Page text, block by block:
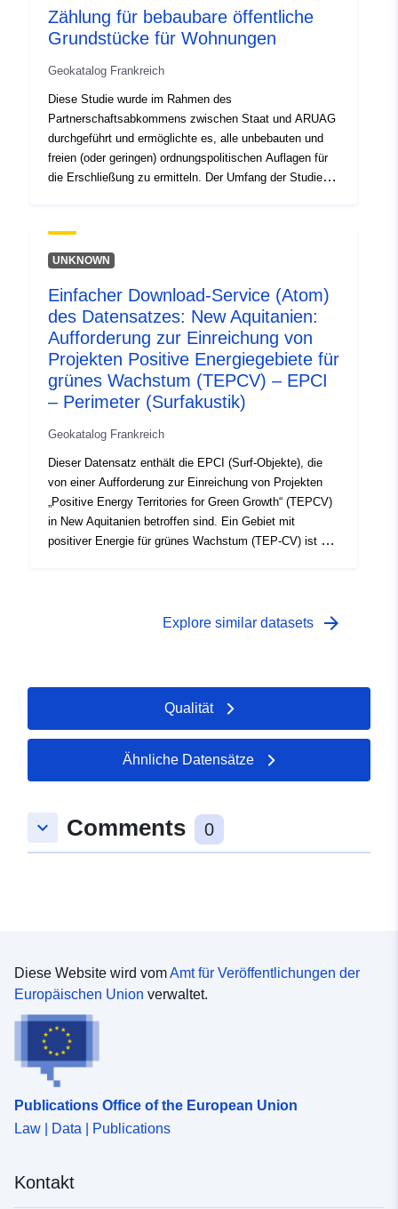
Umwelt, Naturschutz, Bau und Reaktorsicherheit
(BMUB) sowie StMUV mit dem TÜV SÜD als seinem
Zählung für bebaubare öffentliche
Grundstücke für Wohnungen
Geokatalog Frankreich
Diese Studie wurde im Rahmen des
Partnerschaftsabkommens zwischen Staat und ARUAG
durchgeführt und ermöglichte es, alle unbebauten und
freien (oder geringen) ordnungspolitischen Auflagen für
die Erschließung zu ermitteln. Der Umfang der Studie
Phase 1 wurden die verfügbaren Grundstücke ermittelt,
und in Phase 2 wurden Felduntersuchungen in den von
um die Sachzwänge zu ermitteln. Die Analyseberichte
mit einer allgemeinen Beschreibung der verschiedenen
Gemeinden und sektorbezogenen Datenblättern können
auf der AUDeG-Website heruntergeladen werden.
UNKNOWN
Einfacher Download-Service (Atom)
des Datensatzes: New Aquitanien:
Aufforderung zur Einreichung von
Projekten Positive Energiegebiete für
grünes Wachstum (TEPCV) – EPCI
– Perimeter (Surfakustik)
Geokatalog Frankreich
Dieser Datensatz enthält die EPCI (Surf-Objekte), die
von einer Aufforderung zur Einreichung von Projekten
„Positive Energy Territories for Green Growth“ (TEPCV)
in New Aquitanien betroffen sind. Ein Gebiet mit
positiver Energie für grünes Wachstum (TEP-CV) ist ein
Wirtschaftstätigkeiten, Verkehr und Freizeit zu
Explore similar datasets arrow_forward
Qualität
Ähnliche Datensätze
keyboard_arrow_down Comments 0
Diese Website wird vomAmt für Veröffentlichungen der
Europäischen Union verwaltet.
Publications Office of the European Union
Law | Data | Publications
Kontakt